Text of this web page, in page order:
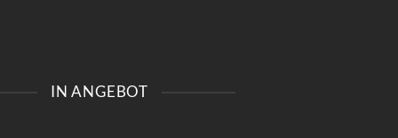
DAS GIBT’S GERADE IM
IN ANGEBOT